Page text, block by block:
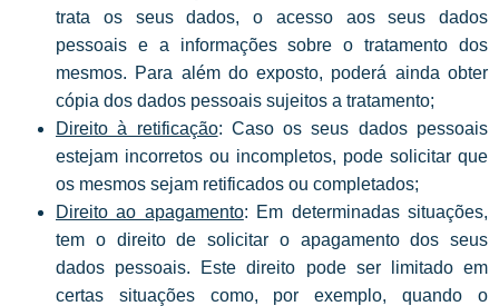
trata os seus dados, o acesso aos seus dados
pessoais e a informações sobre o tratamento dos
mesmos. Para além do exposto, poderá ainda obter
cópia dos dados pessoais sujeitos a tratamento;
Direito à retificação: Caso os seus dados pessoais
estejam incorretos ou incompletos, pode solicitar que
os mesmos sejam retificados ou completados;
Direito ao apagamento: Em determinadas situações,
tem o direito de solicitar o apagamento dos seus
dados pessoais. Este direito pode ser limitado em
certas situações como, por exemplo, quando o